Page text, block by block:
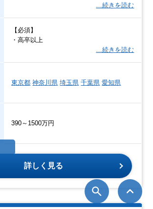
…続きを読む
【必須】
・高卒以上
…続きを読む
東京都 神奈川県 埼玉県 千葉県 愛知県
390～1500万円
詳しく見る